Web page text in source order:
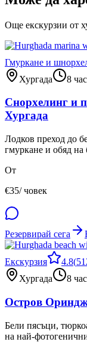
Още екскурзии от
Гмуркане и
Хургада
8
Снорхелинг и
Хургада
Лодков преход до
гмуркане и обяд на
От
€35/ човек
Резервирай сега
Екскурзия 4.8(
Хургада
8
Остров
Бели пясъци,
на най-